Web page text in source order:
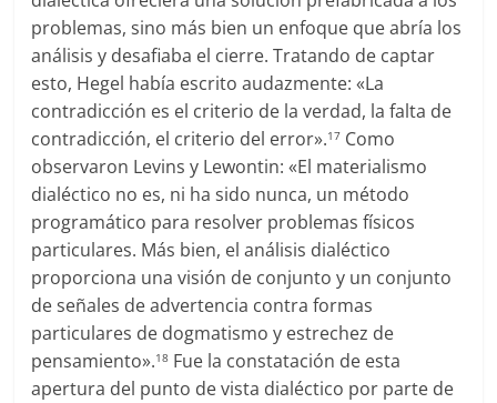
problemas, sino más bien un enfoque que abría los
análisis y desafiaba el cierre. Tratando de captar
esto, Hegel había escrito audazmente: «La
contradicción es el criterio de la verdad, la falta de
contradicción, el criterio del error».17 Como
observaron Levins y Lewontin: «El materialismo
dialéctico no es, ni ha sido nunca, un método
programático para resolver problemas físicos
particulares. Más bien, el análisis dialéctico
proporciona una visión de conjunto y un conjunto
de señales de advertencia contra formas
particulares de dogmatismo y estrechez de
pensamiento».18 Fue la constatación de esta
apertura del punto de vista dialéctico por parte de